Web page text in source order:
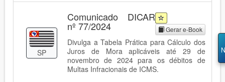
SP
Comunicado DICAR
nº 77/2024 Gerar e-Book
Divulga a Tabela Prática para Cálculo dos
Juros de Mora aplicáveis até 29 de
novembro de 2024 para os débitos de
Multas Infracionais de ICMS.